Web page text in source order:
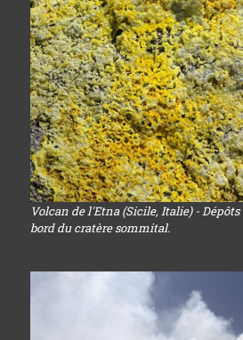
Volcan de l'Etna (Sicile, Italie) - Dépôts
bord du cratère sommital.